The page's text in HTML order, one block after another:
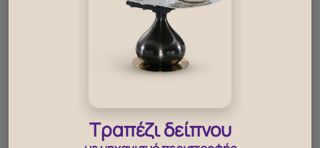
Τραπέζι δείπνου